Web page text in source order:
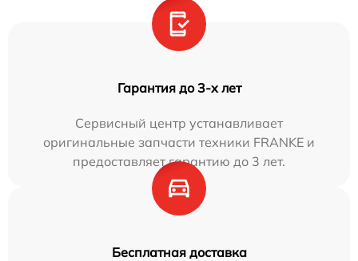
Гарантия до 3-х лет
Сервисный центр устанавливает
оригинальные запчасти техники FRANKE и
предоставляет гарантию до 3 лет.
Бесплатная доставка